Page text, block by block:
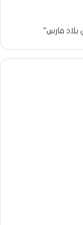
بلاد فارس”